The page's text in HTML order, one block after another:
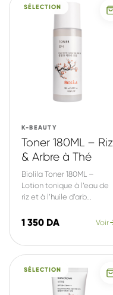
SÉLECTION
K-BEAUTY
Toner 180ML – Riz
& Arbre à Thé
Biolila Toner 180ML –
Lotion tonique à l’eau de
riz et à l’huile d’arb...
1 350 DA Voir
SÉLECTION